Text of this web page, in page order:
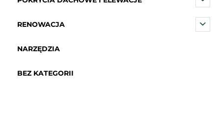
RENOWACJA
NARZĘDZIA
BEZ KATEGORII